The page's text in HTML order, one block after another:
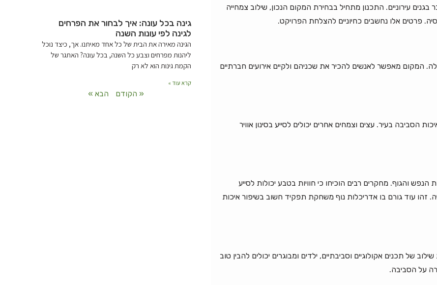
עירוניים. התכנון מתחיל בבחירת המקום הנכון, שילוב צמחייה
פרטים אלו נחשבים כחיוניים להצלחת הפרויקט.
המקום מאפשר לאנשים להכיר את שכניהם ולקיים אירועים חברתיים
הסביבה בעיר. עצים וצמחים אחרים יכולים לסייע בסינון אוויר
והגוף. מחקרים רבים הוכיחו כי חוויות בטבע יכולות לסייע
זהו עוד גורם בו אדריכלות נוף משחקת תפקיד חשוב בשיפור איכות
של תכנים אקולוגיים וסביבתיים, ילדים ומבוגרים יכולים להבין טוב
על הסביבה.
גינה בכל עונה: איך לבחור את הפרחים
לגינה לפי עונות השנה
הגינה מאירה את הבית של כל אחד מאיתנו. אך, כיצד נוכל
ליהנות מפרחים וצבע כל השנה, בכל עונה? האתגר של
הקמת גינות הוא לא רק
קרא עוד »
« הקודם הבא »